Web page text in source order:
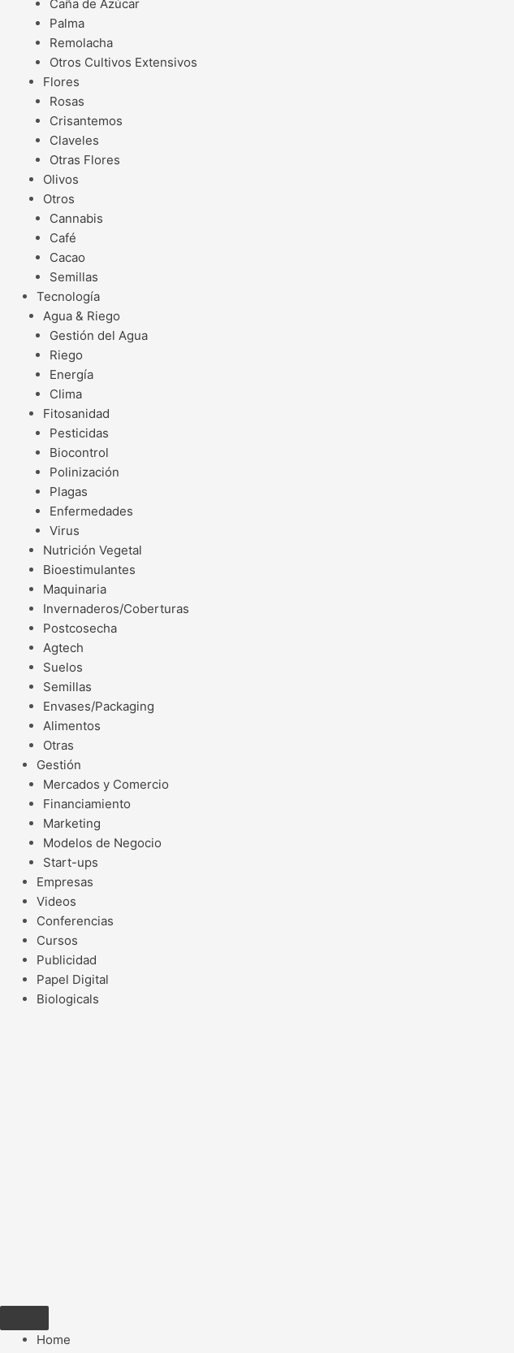
Caña de Azúcar
Palma
Remolacha
Otros Cultivos Extensivos
Flores
Rosas
Crisantemos
Claveles
Otras Flores
Olivos
Otros
Cannabis
Café
Cacao
Semillas
Tecnología
Agua & Riego
Gestión del Agua
Riego
Energía
Clima
Fitosanidad
Pesticidas
Biocontrol
Polinización
Plagas
Enfermedades
Virus
Nutrición Vegetal
Bioestimulantes
Maquinaria
Invernaderos/Coberturas
Postcosecha
Agtech
Suelos
Semillas
Envases/Packaging
Alimentos
Otras
Gestión
Mercados y Comercio
Financiamiento
Marketing
Modelos de Negocio
Start-ups
Empresas
Videos
Conferencias
Cursos
Publicidad
Papel Digital
Biologicals
Home